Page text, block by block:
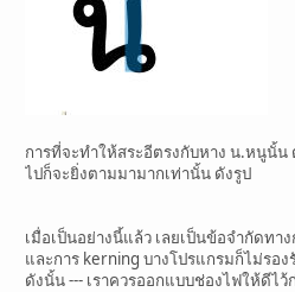
การที่จะทำให้สระอีตรงกับหาง น.หนูนั้น
ไปก็จะยิ่งตามมามากเท่านั้น ดังรูป
เมื่อเป็นอย่างนี้แล้ว เลยเป็นข้อจำกัดทา
และการ kerning บางโปรแกรมก็ไม่รอ
ดังนั้น --- เราควรออกแบบช่องไฟให้ดีไ